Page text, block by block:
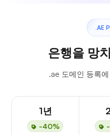
.AE
은행을 망
.ae 도메인 등록
1년
-40%